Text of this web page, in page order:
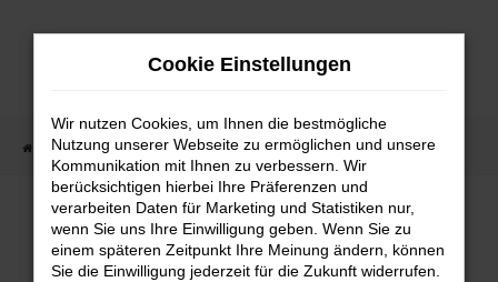
Zum
Startseite Fahrzeugangebote Fahrzeugmarkt
Fahrzeugmarkt
Cookie Einstellungen
Wir nutzen Cookies, um Ihnen die bestmögliche
Nutzung unserer Webseite zu ermöglichen und unsere
Kommunikation mit Ihnen zu verbessern. Wir
berücksichtigen hierbei Ihre Präferenzen und
verarbeiten Daten für Marketing und Statistiken nur,
wenn Sie uns Ihre Einwilligung geben. Wenn Sie zu
einem späteren Zeitpunkt Ihre Meinung ändern, können
Sie die Einwilligung jederzeit für die Zukunft widerrufen.